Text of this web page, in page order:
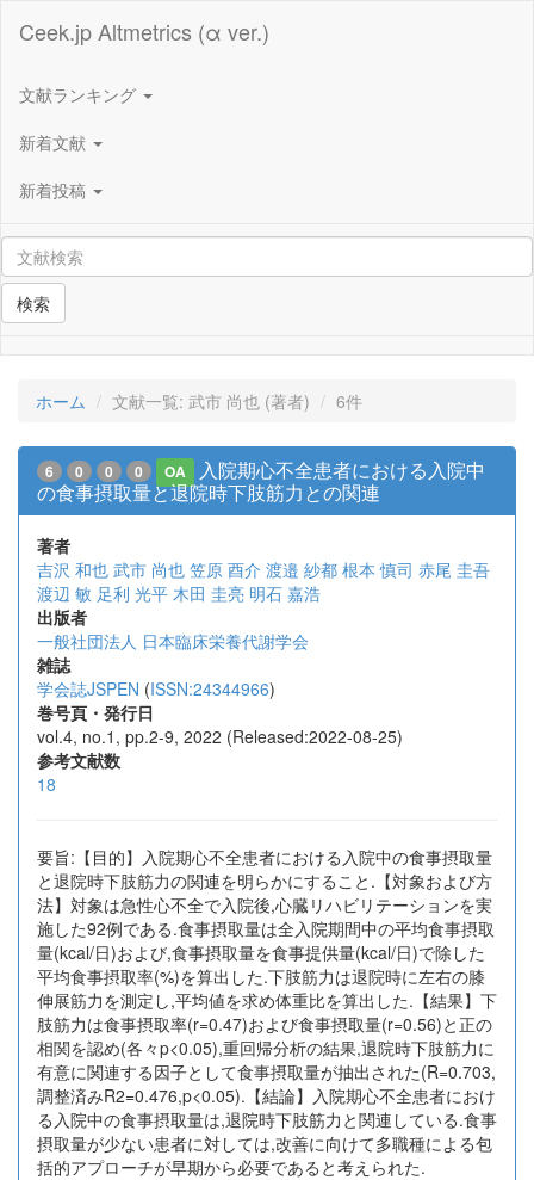
Ceek.jp Altmetrics (α ver.)
文献ランキング
新着文献
新着投稿
検索
ホーム 文献一覧: 武市 尚也 (著者) 6件
6 0 0 0 OA
入院期心不全患者における入院中
の食事摂取量と退院時下肢筋力との関連
著者
吉沢 和也 武市 尚也 笠原 酉介 渡邉 紗都 根本 慎司 赤尾 圭吾
渡辺 敏 足利 光平 木田 圭亮 明石 嘉浩
出版者
一般社団法人 日本臨床栄養代謝学会
雑誌
学会誌JSPEN (ISSN:24344966)
巻号頁・発行日
vol.4, no.1, pp.2-9, 2022 (Released:2022-08-25)
参考文献数
18
要旨:【目的】入院期心不全患者における入院中の食事摂取量
と退院時下肢筋力の関連を明らかにすること.【対象および方
法】対象は急性心不全で入院後,心臓リハビリテーションを実
施した92例である.食事摂取量は全入院期間中の平均食事摂取
量(kcal/日)および,食事摂取量を食事提供量(kcal/日)で除した
平均食事摂取率(%)を算出した.下肢筋力は退院時に左右の膝
伸展筋力を測定し,平均値を求め体重比を算出した.【結果】下
肢筋力は食事摂取率(r=0.47)および食事摂取量(r=0.56)と正の
相関を認め(各々p<0.05),重回帰分析の結果,退院時下肢筋力に
有意に関連する因子として食事摂取量が抽出された(R=0.703,
調整済みR2=0.476,p<0.05).【結論】入院期心不全患者におけ
る入院中の食事摂取量は,退院時下肢筋力と関連している.食事
摂取量が少ない患者に対しては,改善に向けて多職種による包
括的アプローチが早期から必要であると考えられた.